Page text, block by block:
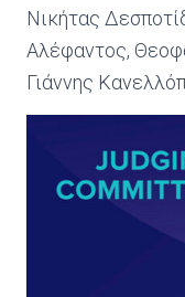
Νικήτας
Αλέφαντος,
Γιάννης